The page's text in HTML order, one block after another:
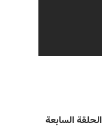
السابعة